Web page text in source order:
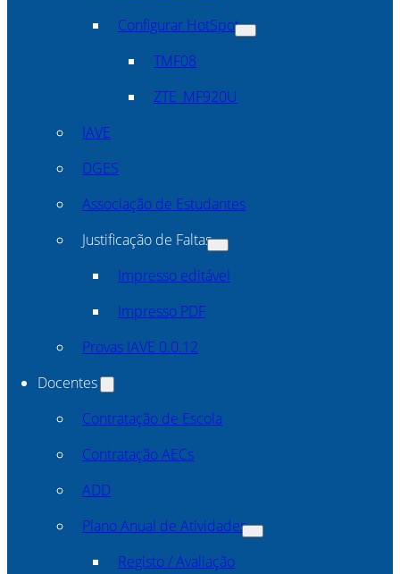
Configurar HotSpot
TMF08
ZTE_MF920U
IAVE
DGES
Associação de Estudantes
Justificação de Faltas
Impresso editável
Impresso PDF
Provas IAVE 0.0.12
Docentes
Contratação de Escola
Contratação AECs
ADD
Plano Anual de Atividades
Registo / Avaliação